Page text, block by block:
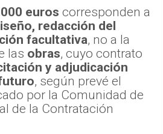
euros corresponden a
redacción del
facultativa, no a la
las obras, cuyo contrato
y adjudicación
, según prevé el
por la Comunidad de
de la Contratación